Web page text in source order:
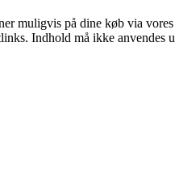
muligvis på dine køb via
Indhold må ikke anvendes